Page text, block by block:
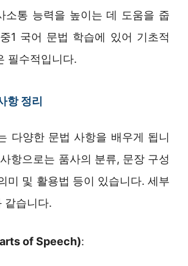
소통 능력을 높이는 데 도움을 줍
1 국어 문법 학습에 있어 기초적
필수적입니다.
항 정리
다양한 문법 사항을 배우게 됩니
항으로는 품사의 분류, 문장 구성
미 및 활용법 등이 있습니다. 세부
같습니다.
of Speech):